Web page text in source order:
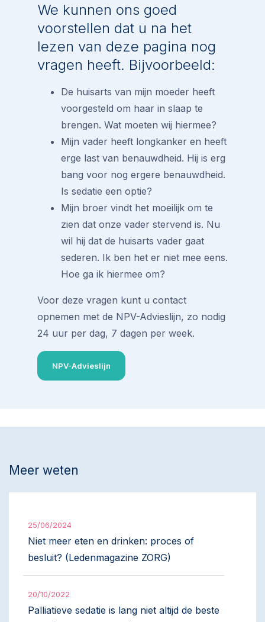
We kunnen ons goed
voorstellen dat u na het
lezen van deze pagina nog
vragen heeft. Bijvoorbeeld:
De huisarts van mijn moeder heeft
voorgesteld om haar in slaap te
brengen. Wat moeten wij hiermee?
Mijn vader heeft longkanker en heeft
erge last van benauwdheid. Hij is erg
bang voor nog ergere benauwdheid.
Is sedatie een optie?
Mijn broer vindt het moeilijk om te
zien dat onze vader stervend is. Nu
wil hij dat de huisarts vader gaat
sederen. Ik ben het er niet mee eens.
Hoe ga ik hiermee om?
Voor deze vragen kunt u contact
opnemen met de NPV-Advieslijn, zo nodig
24 uur per dag, 7 dagen per week.
NPV-Advieslijn
Meer weten
25/06/2024
Niet meer eten en drinken: proces of
besluit? (Ledenmagazine ZORG)
20/10/2022
Palliatieve sedatie is lang niet altijd de beste